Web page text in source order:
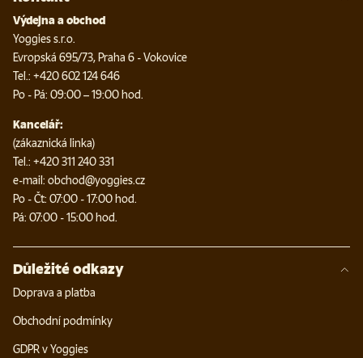
Výdejna a obchod
Yoggies s.r.o.
Evropská 695/73, Praha 6 - Vokovice
Tel.: +420 602 124 646
Po - Pá: 09:00 – 19:00 hod.
Kancelář:
(zákaznická linka)
Tel.: +420 311 240 331
e-mail: obchod@yoggies.cz
Po - Čt: 07:00 - 17:00 hod.
Pá: 07:00 - 15:00 hod.
Důležité odkazy
Doprava a platba
Obchodní podmínky
GDPR v Yoggies